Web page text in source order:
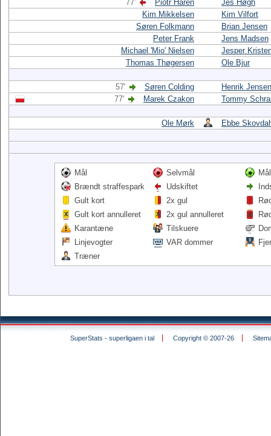
77'
Piotr Haren
Jes Høgh
Kim Mikkelsen
Kim Vilfort
Søren Folkmann
Brian Jensen
Peter Frank
Jens Madsen
Michael 'Mio' Nielsen
Jesper
Thomas Thøgersen
Ole Bjur
57' Søren Colding
Henrik Jensen
77'
Marek Czakon Tommy
Ole Mørk Ebbe
Mål Selvmål
Brændt straffespark
Udskiftet
Gult kort
2x gul
Gult kort annulleret
2x gul annulleret
Karantæne
Tilskuere
Linjevogter
VAR dommer
Træner
SuperStats - superligaen i tal Copyright © 2007-26